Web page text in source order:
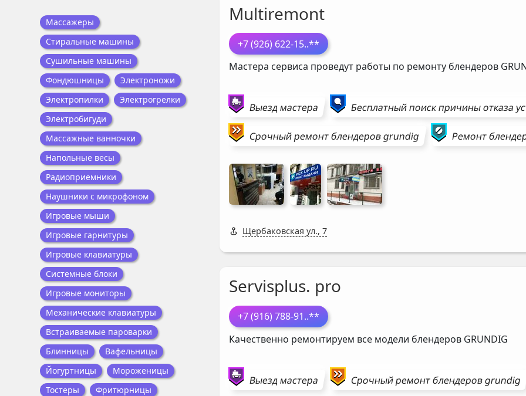
Массажеры
Стиральные машины
Сушильные машины
Фондюшницы
Электроножи
Электропилки
Электрогрелки
Электробигуди
Массажные ванночки
Напольные весы
Радиоприемники
Наушники с микрофоном
Игровые мыши
Игровые гарнитуры
Игровые клавиатуры
Системные блоки
Игровые мониторы
Механические клавиатуры
Встраиваемые пароварки
Блинницы
Вафельницы
Йогуртницы
Мороженицы
Тостеры
Фритюрницы
Multiremont
+7 (926) 622-15..**
Мастера сервиса проведут работы по ремонту блендеров
Выезд мастера Бесплатный поиск причины отказа
Срочный ремонтблендеровgrundig Ремонт
Щербаковская ул., 7
Servisplus. pro
+7 (916) 788-91..**
Качественно ремонтируем все модели блендеров GRUNDIG
Выезд мастера Срочный ремонтблендеровgrundig